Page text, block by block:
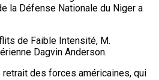
la Défense Nationale du Niger a
de Faible Intensité, M.
Dagvin Anderson.
des forces américaines, qui